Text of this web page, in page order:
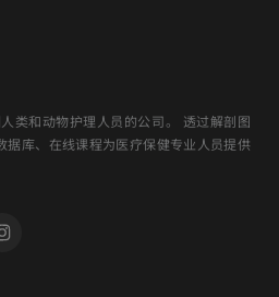
类和动物护理人员的公司。 透过解剖图
据库、在线课程为医疗保健专业人员提供